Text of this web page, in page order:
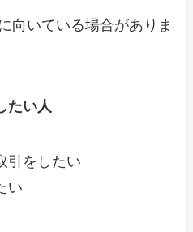
向いている場合がありま
たい人
引をしたい
い